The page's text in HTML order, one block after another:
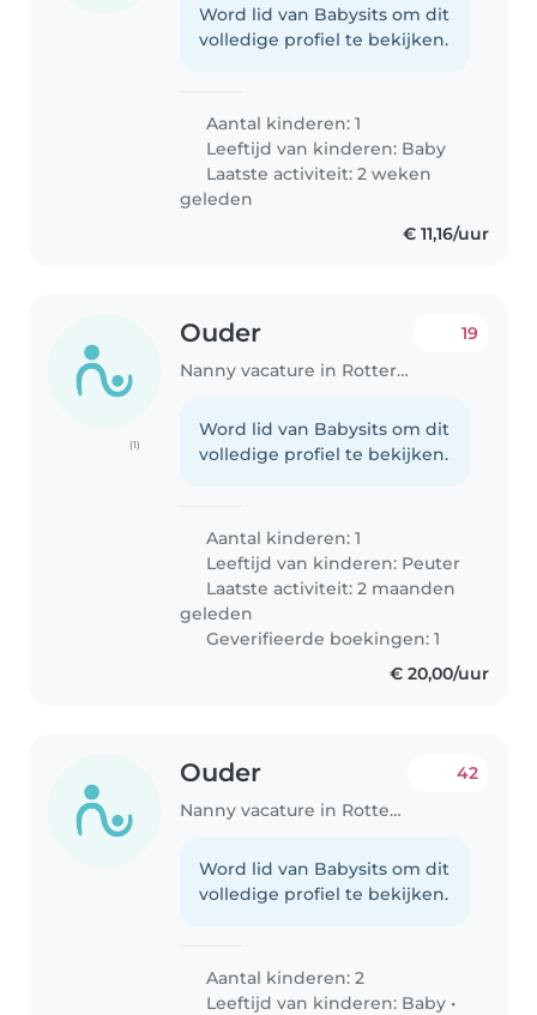
Word lid van Babysits om dit
volledige profiel te bekijken.
Aantal kinderen: 1
Leeftijd van kinderen: Baby
Laatste activiteit: 2 weken
geleden
€ 11,16/uur
(1)
Ouder
Nanny vacature in Rotterdam
19
Word lid van Babysits om dit
volledige profiel te bekijken.
Aantal kinderen: 1
Leeftijd van kinderen: Peuter
Laatste activiteit: 2 maanden
geleden
Geverifieerde boekingen: 1
€ 20,00/uur
Ouder
Nanny vacature in Rotterdam
42
Word lid van Babysits om dit
volledige profiel te bekijken.
Aantal kinderen: 2
Leeftijd van kinderen: Baby •